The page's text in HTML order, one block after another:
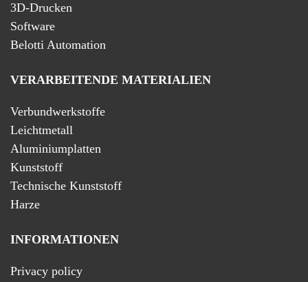
3D-Drucken
Software
Belotti Automation
VERARBEITENDE MATERIALIEN
Verbundwerkstoffe
Leichtmetall
Aluminiumplatten
Kunststoff
Technische Kunststoff
Harze
INFORMATIONEN
Privacy policy